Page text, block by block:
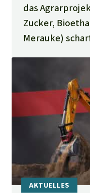
das
Zucker,
Merauke)